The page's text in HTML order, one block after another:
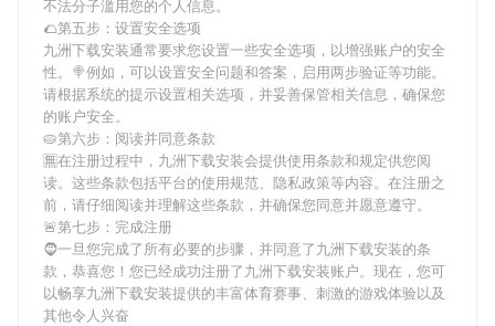
不法分子滥用您的个人信息。
🌮第五步：设置安全选项
九洲下载安装通常要求您设置一些安全选项，以增强账户的安全
性。🍭例如，可以设置安全问题和答案，启用两步验证等功能。
请根据系统的提示设置相关选项，并妥善保管相关信息，确保您
的账户安全。
🥧第六步：阅读并同意条款
🈚在注册过程中， 九洲下载安装会提供使用条款和规定供您阅
读。这些条款包括平台的使用规范、隐私政策等内容。在注册之
前，请仔细阅读并理解这些条款，并确保您同意并愿意遵守。
🚨第七步：完成注册
🧔一旦您完成了所有必要的步骤，并同意了九洲下载安装的条
款，恭喜您！您已经成功注册了九洲下载安装账户。现在，您可
以畅享九洲下载安装提供的丰富体育赛事、刺激的游戏体验以及
其他令人兴奋